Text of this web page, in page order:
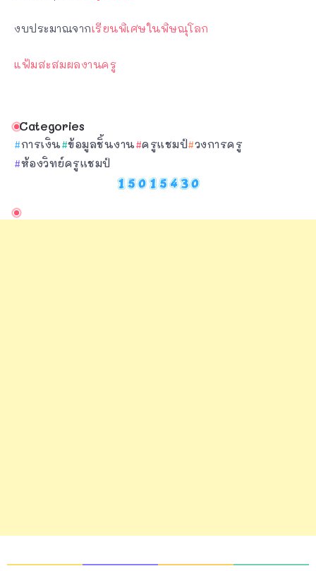
งบประมาณจากเรียนพิเศษในพิษณุโลก
แฟ้มสะสมผลงานครู
Categories
การเงิน ข้อมูลชิ้นงาน ครูแชมป์ วงการครู
ห้องวิทย์ครูแชมป์